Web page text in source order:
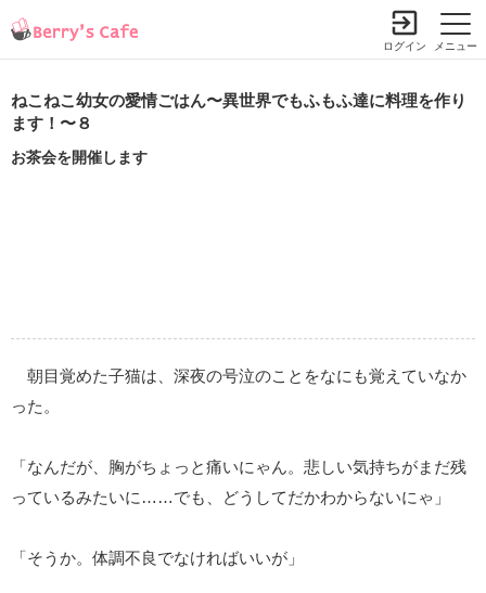
メニュー
ログイン
ねこねこ幼女の愛情ごはん〜異世界でもふもふ達に料理を作り
ます！〜８
お茶会を開催します
朝目覚めた子猫は、深夜の号泣のことをなにも覚えていなか
った。
「なんだが、胸がちょっと痛いにゃん。悲しい気持ちがまだ残
っているみたいに……でも、どうしてだかわからないにゃ」
「そうか。体調不良でなければいいが」